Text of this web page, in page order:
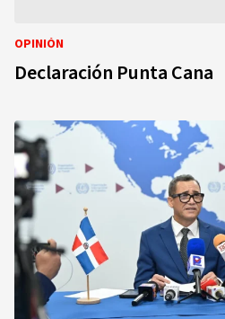
OPINIÓN
Declaración Punta Cana